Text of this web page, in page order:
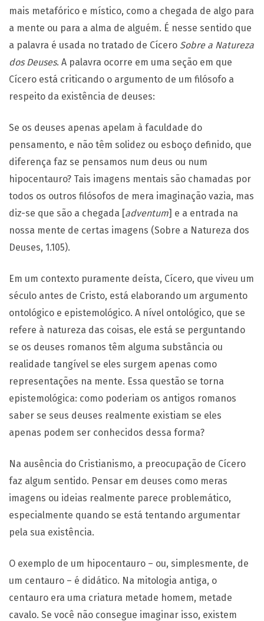
mais metafórico e místico, como a chegada de algo para
a mente ou para a alma de alguém. É nesse sentido que
a palavra é usada no tratado de Cícero Sobre a Natureza
dos Deuses. A palavra ocorre em uma seção em que
Cícero está criticando o argumento de um filósofo a
respeito da existência de deuses:
Se os deuses apenas apelam à faculdade do
pensamento, e não têm solidez ou esboço definido, que
diferença faz se pensamos num deus ou num
hipocentauro? Tais imagens mentais são chamadas por
todos os outros filósofos de mera imaginação vazia, mas
diz-se que são a chegada [adventum] e a entrada na
nossa mente de certas imagens (Sobre a Natureza dos
Deuses, 1.105).
Em um contexto puramente deísta, Cícero, que viveu um
século antes de Cristo, está elaborando um argumento
ontológico e epistemológico. A nível ontológico, que se
refere à natureza das coisas, ele está se perguntando
se os deuses romanos têm alguma substância ou
realidade tangível se eles surgem apenas como
representações na mente. Essa questão se torna
epistemológica: como poderiam os antigos romanos
saber se seus deuses realmente existiam se eles
apenas podem ser conhecidos dessa forma?
Na ausência do Cristianismo, a preocupação de Cícero
faz algum sentido. Pensar em deuses como meras
imagens ou ideias realmente parece problemático,
especialmente quando se está tentando argumentar
pela sua existência.
O exemplo de um hipocentauro – ou, simplesmente, de
um centauro – é didático. Na mitologia antiga, o
centauro era uma criatura metade homem, metade
cavalo. Se você não consegue imaginar isso, existem